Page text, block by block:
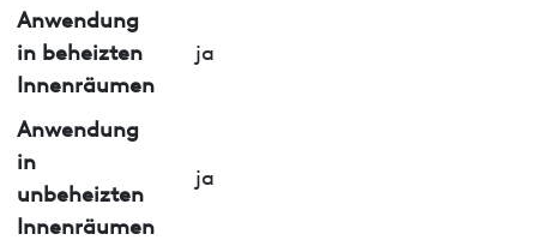
Anwendung
in beheizten
Innenräumen
ja
Anwendung
in
unbeheizten
Innenräumen
ja